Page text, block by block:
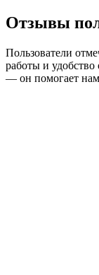
Отзывы
Пользователи
работы и
— он помогает нам